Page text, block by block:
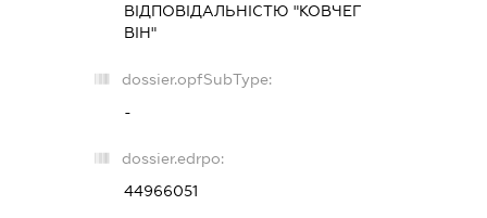
ВІДПОВІДАЛЬНІСТЮ "КОВЧЕГ
ВІН"
dossier.opfSubType:
-
dossier.edrpo:
44966051